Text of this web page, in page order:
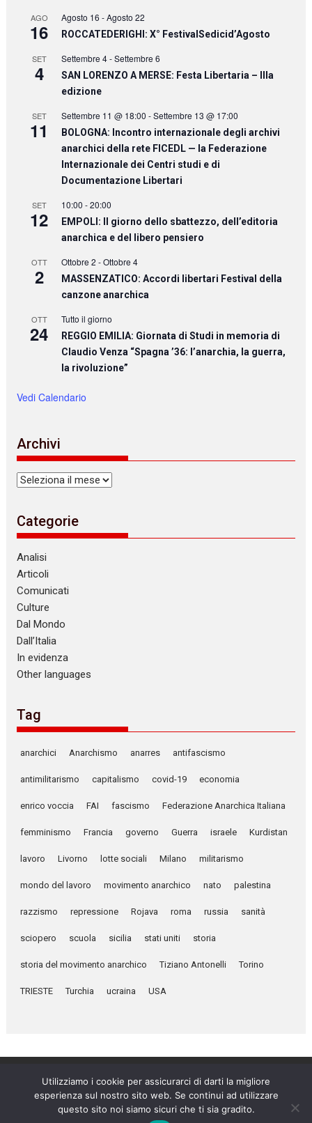
AGO
16
Agosto 16 -Agosto 22
ROCCATEDERIGHI: X° FestivalSedicid’Agosto
SET
4
Settembre 4-Settembre 6
SAN LORENZO A MERSE: Festa Libertaria – IIIa
edizione
SET
11
Settembre 11 @ 18:00 -Settembre 13 @ 17:00
BOLOGNA: Incontro internazionale degli archivi
anarchici della rete FICEDL — la Federazione
Internazionale dei Centri studi e di
Documentazione Libertari
SET
12
10:00 -20:00
EMPOLI: Il giorno dello sbattezzo, dell’editoria
anarchica e del libero pensiero
OTT
2
Ottobre 2 -Ottobre 4
MASSENZATICO: Accordi libertari Festival della
canzone anarchica
OTT
24
Tutto il giorno
REGGIO EMILIA: Giornata di Studi in memoria di
Claudio Venza “Spagna ’36: l’anarchia, la guerra,
la rivoluzione”
Vedi Calendario
Archivi
Archivi
Categorie
Analisi
Articoli
Comunicati
Culture
Dal Mondo
Dall’Italia
In evidenza
Other languages
Tag
anarchici Anarchismo anarres antifascismo
antimilitarismo capitalismo covid-19 economia
enrico voccia FAI fascismo Federazione Anarchica Italiana
femminismo Francia governo Guerra israele Kurdistan
lavoro Livorno lotte sociali Milano militarismo
mondo del lavoro movimento anarchico nato palestina
razzismo repressione Rojava roma russia sanità
sciopero scuola sicilia stati uniti storia
storia del movimento anarchico Tiziano Antonelli Torino
TRIESTE Turchia ucraina USA
Umanità Nova © 2026
Utilizziamo i cookie per assicurarci di darti la migliore
esperienza sul nostro sito web. Se continui ad utilizzare
questo sito noi siamo sicuri che ti sia gradito.